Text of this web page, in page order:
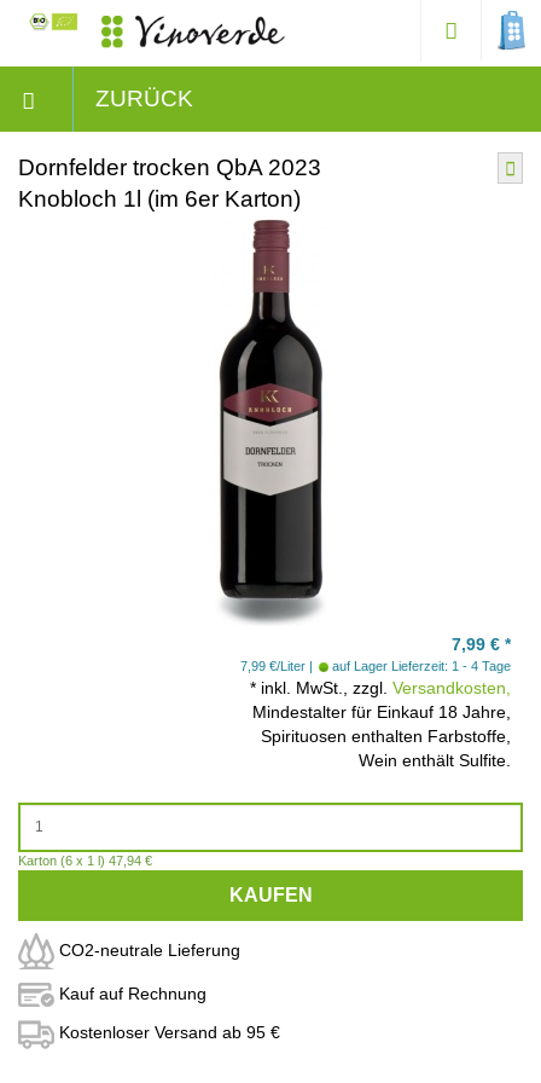
ZURÜCK
Dornfelder trocken QbA 2023
Knobloch 1l (im 6er Karton)
7,99 € *
7,99 €/Liter auf Lager Lieferzeit: 1 - 4 Tage
* inkl. MwSt., zzgl. Versandkosten,
Mindestalter für Einkauf 18 Jahre,
Spirituosen enthalten Farbstoffe,
Wein enthält Sulfite.
Karton (6 x 1 l) 47,94 €
KAUFEN
CO2-neutrale Lieferung
Kauf auf Rechnung
Kostenloser Versand ab 95 €